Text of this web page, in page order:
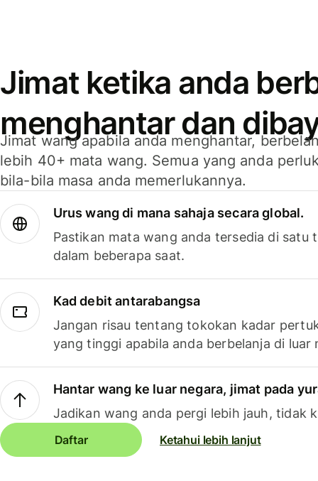
Jimat ketika anda
menghantar dan
Jimat wang apabila anda menghantar,
lebih 40+ mata wang. Semua yang anda
bila-bila masa anda memerlukannya.
Urus wang di mana sahaja secara global.
Pastikan mata wang anda tersedia di satu
dalam beberapa saat.
Kad debit antarabangsa
Jangan risau tentang tokokan kadar
yang tinggi apabila anda berbelanja di luar
Hantar wang ke luar negara, jimat pada
Jadikan wang anda pergi lebih jauh, tidak
Daftar Ketahui lebih lanjut